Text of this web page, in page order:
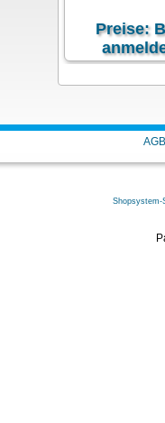
Preise:
exkl. 19 % MwSt zzgl.
HP
gelb,
AGB
Shopsystem-